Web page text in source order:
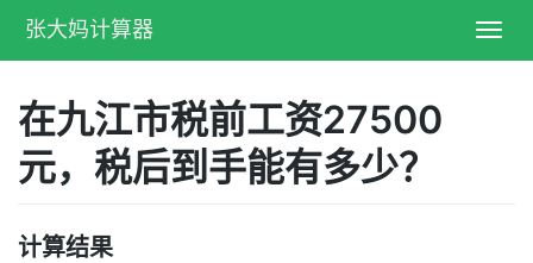
张大妈计算器
在九江市税前工资27500
元，税后到手能有多少？
计算结果